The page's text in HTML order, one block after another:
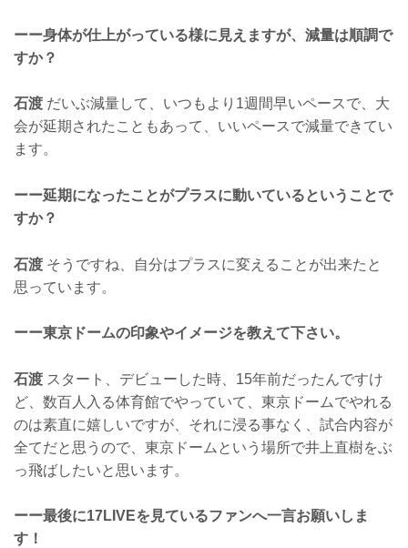
ーー身体が仕上がっている様に見えますが、減量は順調で
すか？
石渡 だいぶ減量して、いつもより1週間早いペースで、大
会が延期されたこともあって、いいペースで減量できてい
ます。
ーー延期になったことがプラスに動いているということで
すか？
石渡 そうですね、自分はプラスに変えることが出来たと
思っています。
ーー東京ドームの印象やイメージを教えて下さい。
石渡 スタート、デビューした時、15年前だったんですけ
ど、数百人入る体育館でやっていて、東京ドームでやれる
のは素直に嬉しいですが、それに浸る事なく、試合内容が
全てだと思うので、東京ドームという場所で井上直樹をぶ
っ飛ばしたいと思います。
ーー最後に17LIVEを見ているファンへ一言お願いしま
す！